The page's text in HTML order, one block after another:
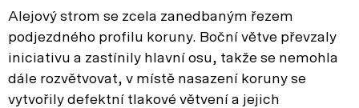
Alejový strom se zcela zanedbaným řezem
podjezdného profilu koruny. Boční větve převzaly
iniciativu a zastínily hlavní osu, takže se nemohla
dále rozvětvovat, v místě nasazení koruny se
vytvořily defektní tlakové větvení a jejich